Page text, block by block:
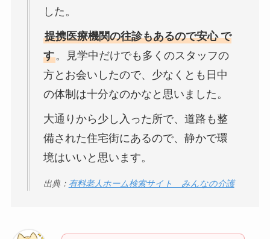
した。
提携医療機関の往診もあるので安心 で
す。見学中だけでも多くのスタッフの
方とお会いしたので、少なくとも日中
の体制は十分なのかなと思いました。
大通りから少し入った所で、道路も整
備された住宅街にあるので、静かで環
境はいいと思います。
出典： 有料老人ホーム検索サイト みんなの介護